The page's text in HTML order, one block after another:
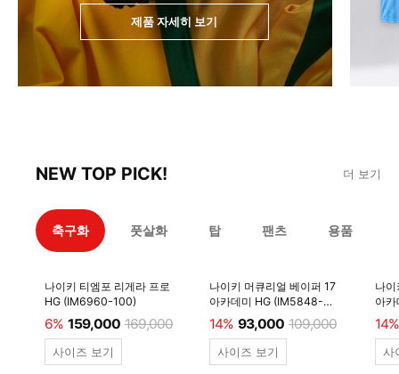
제품 자세히 보기
NEW TOP PICK! 더 보기
축구화 풋살화 탑 팬츠 용품
나이키 티엠포 리게라 프로
HG (IM6960-100)
6% 159,000 169,000
사이즈 보기
나이키 머큐리얼 베이퍼 17
아카데미 HG (IM5848-
600)
14% 93,000 109,000
사이즈 보기
나
아
14%
사